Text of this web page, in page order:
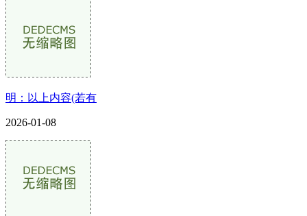
明：以上内容(若有
2026-01-08